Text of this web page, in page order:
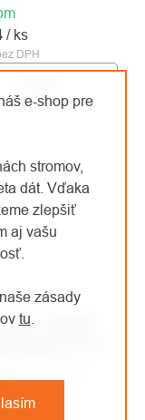
e-shop pre
stromov,
dát. Vďaka
zlepšiť
aj vašu
zásady
tu
DPH
/ ks
pádu 20 cm
/ ks